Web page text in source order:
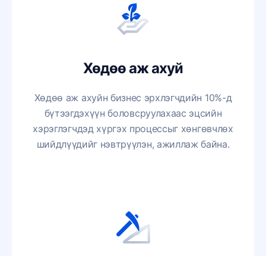
Хөдөө аж ахуй
Хөдөө аж ахуйн бизнес эрхлэгчдийн 10%-д
бүтээгдэхүүн боловсруулахаас эцсийн
хэрэглэгчдэд хүргэх процессыг хөнгөвчлөх
шийдлүүдийг нэвтрүүлэн, ажиллаж байна.